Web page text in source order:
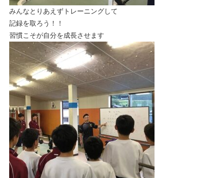
みんなとりあえずトレーニングして
記録を取ろう！！
習慣こそが自分を成長させます